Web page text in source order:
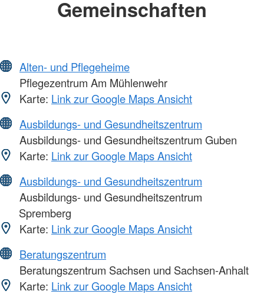
Gemeinschaften
Alten- und Pflegeheime
Pflegezentrum Am Mühlenwehr
Karte: Link zur Google Maps Ansicht
Ausbildungs- und Gesundheitszentrum
Ausbildungs- und Gesundheitszentrum Guben
Karte: Link zur Google Maps Ansicht
Ausbildungs- und Gesundheitszentrum
Ausbildungs- und Gesundheitszentrum
Spremberg
Karte: Link zur Google Maps Ansicht
Beratungszentrum
Beratungszentrum Sachsen und Sachsen-Anhalt
Karte: Link zur Google Maps Ansicht